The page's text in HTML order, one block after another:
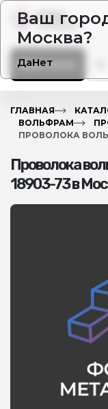
Ваш
Москва?
ДаНет
Каталог
ГЛАВНАЯ
ВОЛЬФРАМ
ПРОВОЛОКА
Проволока
18903-73 в